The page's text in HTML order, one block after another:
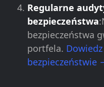
Regularne
bezpieczeństwa
bezpieczeństwa
portfela.
bezpieczeństwie